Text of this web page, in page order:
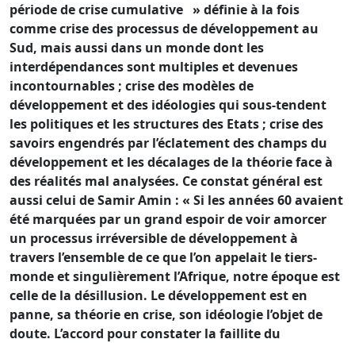
période de crise cumulative » définie à la fois
comme crise des processus de développement au
Sud, mais aussi dans un monde dont les
interdépendances sont multiples et devenues
incontournables ; crise des modèles de
développement et des idéologies qui sous-tendent
les politiques et les structures des Etats ; crise des
savoirs engendrés par l’éclatement des champs du
développement et les décalages de la théorie face à
des réalités mal analysées. Ce constat général est
aussi celui de Samir Amin : « Si les années 60 avaient
été marquées par un grand espoir de voir amorcer
un processus irréversible de développement à
travers l’ensemble de ce que l’on appelait le tiers-
monde et singulièrement l’Afrique, notre époque est
celle de la désillusion. Le développement est en
panne, sa théorie en crise, son idéologie l’objet de
doute. L’accord pour constater la faillite du